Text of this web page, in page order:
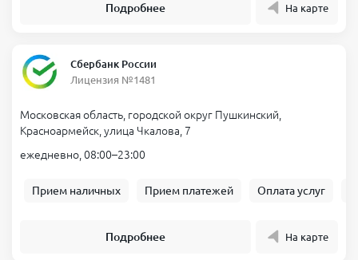
Подробнее На карте
Сбербанк России
Лицензия №1481
Московская область, городской округ Пушкинский,
Красноармейск, улица Чкалова, 7
ежедневно, 08:00–23:00
Прием наличных Прием платежей Оплата услуг
Подробнее На карте